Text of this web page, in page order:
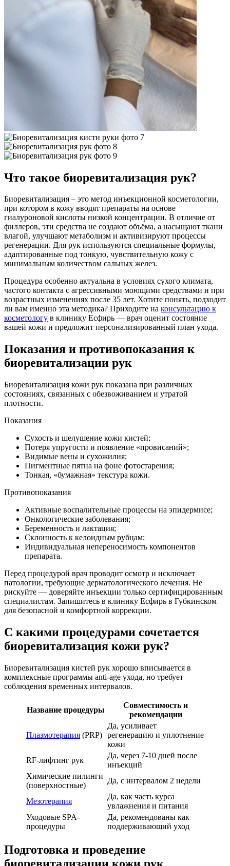
Что такое биоревитализация рук?
Биоревитализация – это метод инъекционной косметологии,
при котором в кожу вводят препараты на основе
гиалуроновой кислоты низкой концентрации. В отличие от
филлеров, эти средства не создают объёма, а насыщают ткани
влагой, улучшают метаболизм и активизируют процессы
регенерации. Для рук используются специальные формулы,
адаптированные под тонкую, чувствительную кожу с
минимальным количеством сальных желез.
Процедура особенно актуальна в условиях сухого климата,
частого контакта с агрессивными моющими средствами и при
возрастных изменениях после 35 лет. Хотите понять, подходит
ли вам именно эта методика? Приходите на консультацию к
косметологу в клинику Есфирь — врач оценит состояние
вашей кожи и предложит персонализированный план ухода.
Показания и противопоказания к
биоревитализации рук
Биоревитализация кожи рук показана при различных
состояниях, связанных с обезвоживанием и утратой
плотности.
Показания
Сухость и шелушение кожи кистей;
Потеря упругости и появление «провисаний»;
Видимые вены и сухожилия;
Пигментные пятна на фоне фотостарения;
Тонкая, «бумажная» текстура кожи.
Противопоказания
Активные воспалительные процессы на эпидермисе;
Онкологические заболевания;
Беременность и лактация;
Склонность к келоидным рубцам;
Индивидуальная непереносимость компонентов
препарата.
Перед процедурой врач проводит осмотр и исключает
патологии, требующие дерматологического лечения. Не
рискуйте — доверяйте инъекции только сертифицированным
специалистам. Запишитесь в клинику Есфирь в Губкинском
для безопасной и комфортной коррекции.
С какими процедурами сочетается
биоревитализация кожи рук?
Биоревитализация кистей рук хорошо вписывается в
комплексные программы anti-age ухода, но требует
соблюдения временных интервалов.
Название процедуры
Совместимость и
рекомендации
Плазмотерапия (PRP)
Да, усиливает
регенерацию и уплотнение
кожи
RF-лифтинг рук
Да, через 7-10 дней после
инъекций
Химические пилинги
(поверхностные)
Да, с интервалом 2 недели
Мезотерапия
Да, как часть курса
увлажнения и питания
Уходовые SPA-
процедуры
Да, рекомендованы как
поддерживающий уход
Подготовка и проведение